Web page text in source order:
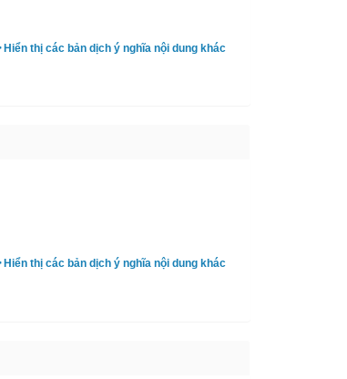
Hiển thị các bản dịch ý nghĩa nội dung khác
Hiển thị các bản dịch ý nghĩa nội dung khác